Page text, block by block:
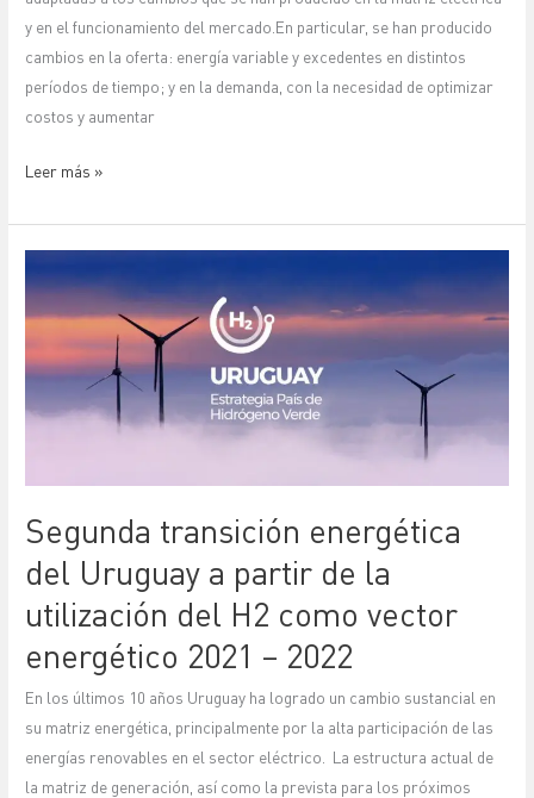
y en el funcionamiento del mercado.En particular, se han producido
cambios en la oferta: energía variable y excedentes en distintos
períodos de tiempo; y en la demanda, con la necesidad de optimizar
costos y aumentar
Leer más »
Segunda transición energética
del Uruguay a partir de la
utilización del H2 como vector
energético 2021 – 2022
En los últimos 10 años Uruguay ha logrado un cambio sustancial en
su matriz energética, principalmente por la alta participación de las
energías renovables en el sector eléctrico. La estructura actual de
la matriz de generación, así como la prevista para los próximos
transición
energética
del
a
utilización
del
H2
como
vector
energético
2021
–
2022